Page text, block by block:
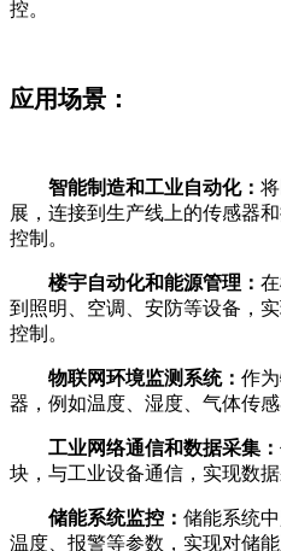
控。
应用场景：
智能制造和工业自动化：
展，连接到生产线上的传感器
控制。
楼宇自动化和能源管理：
到照明、空调、安防等设备，
控制。
物联网环境监测系统： 作
器，例如温度、湿度、气体传感
工业网络通信和数据采集：
块，与工业设备通信，实现数据
储能系统监控： 储能系统
温度、报警等参数，实现对储